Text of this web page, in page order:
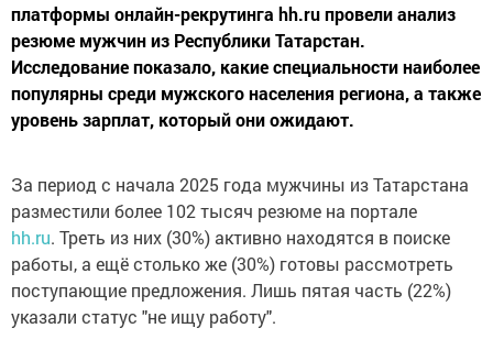
платформы онлайн-рекрутинга hh.ru провели анализ
резюме мужчин из Республики Татарстан.
Исследование показало, какие специальности наиболее
популярны среди мужского населения региона, а также
уровень зарплат, который они ожидают.
За период с начала 2025 года мужчины из Татарстана
разместили более 102 тысяч резюме на портале
hh.ru. Треть из них (30%) активно находятся в поиске
работы, а ещё столько же (30%) готовы рассмотреть
поступающие предложения. Лишь пятая часть (22%)
указали статус "не ищу работу".